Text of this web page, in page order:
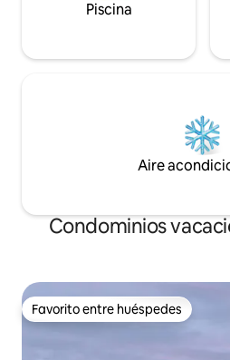
Piscina
Aire
Condominios
Favorito entre huéspedes
Favorito entre huéspedes